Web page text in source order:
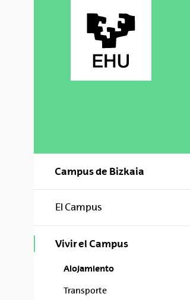
Campus de Bizkaia
El Campus
Vivir el Campus
Alojamiento
Transporte